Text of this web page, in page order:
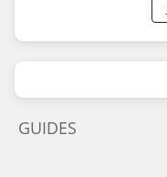
GUIDES